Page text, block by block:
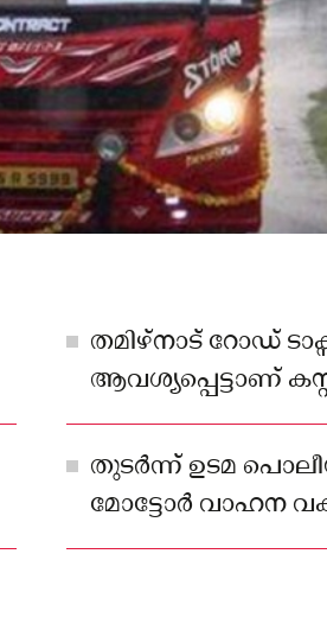
തമിഴ്നാട് റോഡ്
ആവശ്യപ്പെട്ടാണ്
തുടർന്ന് ഉടമ
മോട്ടോർ വാഹന